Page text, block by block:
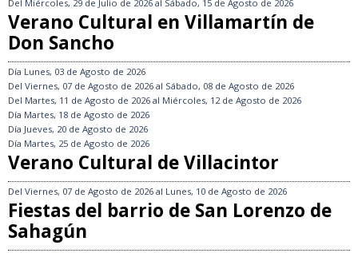
Del Miércoles, 29 de Julio de 2026 al Sábado, 15 de Agosto de 2026
Verano Cultural en Villamartín de
Don Sancho
Día Lunes, 03 de Agosto de 2026
Del Viernes, 07 de Agosto de 2026 al Sábado, 08 de Agosto de 2026
Del Martes, 11 de Agosto de 2026 al Miércoles, 12 de Agosto de 2026
Día Martes, 18 de Agosto de 2026
Día Jueves, 20 de Agosto de 2026
Día Martes, 25 de Agosto de 2026
Verano Cultural de Villacintor
Del Viernes, 07 de Agosto de 2026 al Lunes, 10 de Agosto de 2026
Fiestas del barrio de San Lorenzo de
Sahagún